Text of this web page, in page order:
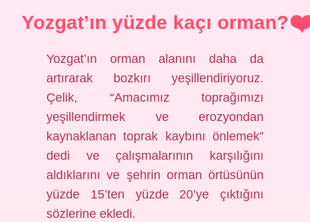
Yozgat’ın yüzde kaçı orman?
Yozgat’ın orman alanını daha da
artırarak bozkırı yeşillendiriyoruz.
Çelik, “Amacımız toprağımızı
yeşillendirmek ve erozyondan
kaynaklanan toprak kaybını önlemek”
dedi ve çalışmalarının karşılığını
aldıklarını ve şehrin orman örtüsünün
yüzde 15’ten yüzde 20’ye çıktığını
sözlerine ekledi.